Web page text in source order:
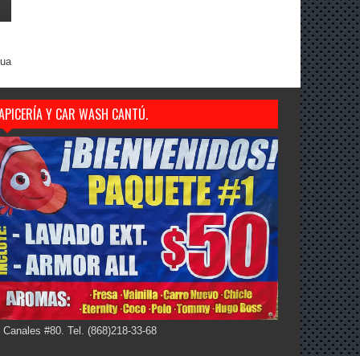
Y CAR WASH CANTÚ.
Canales #80. Tel. (868)218-33-68